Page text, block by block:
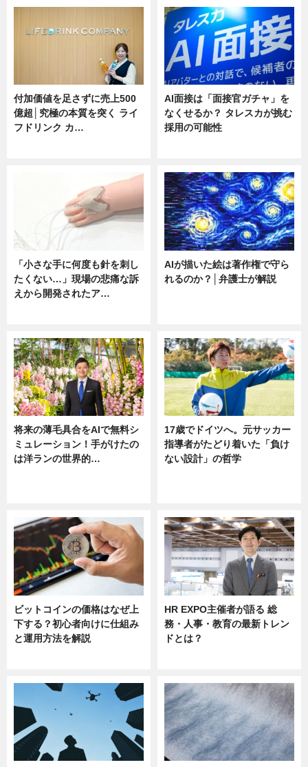
付加価値を足さずに売上500
億超│究極の本質を突く ライ
フドリンク カ…
AI面接は「面接官ガチャ」を
なくせるか？ タレスカが挑む
採用の可能性
「小さな手に何度も針を刺し
たくない…」現場の悲痛な訴
えから開発されたア…
AIが描いた絵は著作権で守ら
れるのか？│弁護士が解説
将来の薄毛具合をAIで無料シ
ミュレーション！手がけたの
は洋ランの世界的…
17歳でドイツへ。元サッカー
指導者がたどり着いた「負け
ない設計」の哲学
ビットコインの価格はなぜ上
下する？初心者向けに仕組み
と運用方法を解説
HR EXPO主催者が語る 総
務・人事・教育の最新トレン
ドとは？